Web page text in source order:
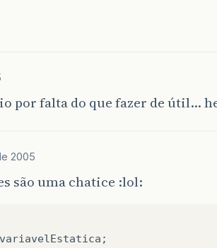
por falta do que fazer de útil…
2005
são uma chatice :lol:
variavelEstatica ;